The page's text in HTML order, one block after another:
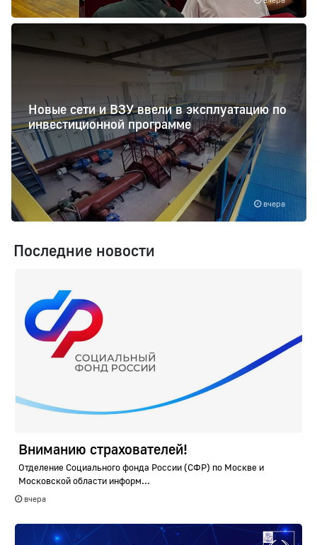
вчера
Новые сети и ВЗУ ввели в эксплуатацию по
инвестиционной программе
Последние новости
Вниманию страхователей!
Отделение Социального фонда России (СФР) по Москве и
Московской области информ...
вчера